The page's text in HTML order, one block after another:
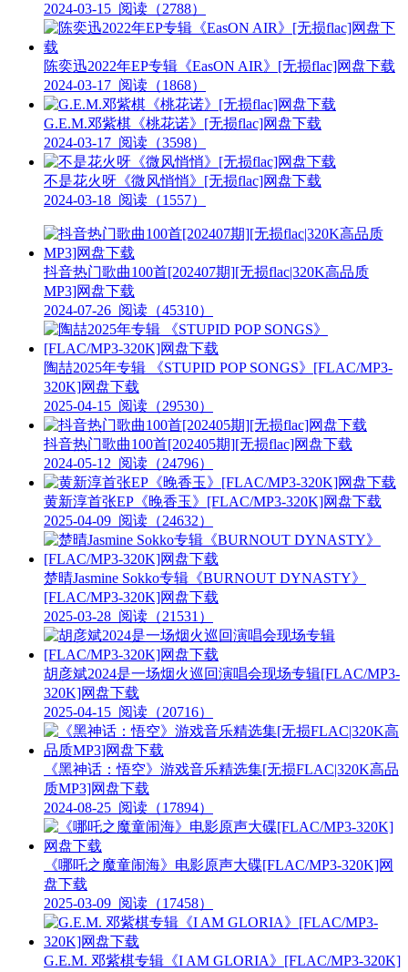
2024-03-15 阅读（2788）
陈奕迅2022年EP专辑《EasON AIR》[无损flac]网盘下载
2024-03-17 阅读（1868）
G.E.M.邓紫棋《桃花诺》[无损flac]网盘下载
2024-03-17 阅读（3598）
不是花火呀《微风悄悄》[无损flac]网盘下载
2024-03-18 阅读（1557）
抖音热门歌曲100首[202407期][无损flac|320K高品质
MP3]网盘下载
2024-07-26 阅读（45310）
陶喆2025年专辑 《STUPID POP SONGS》[FLAC/MP3-
320K]网盘下载
2025-04-15 阅读（29530）
抖音热门歌曲100首[202405期][无损flac]网盘下载
2024-05-12 阅读（24796）
黄新淳首张EP《晚香玉》[FLAC/MP3-320K]网盘下载
2025-04-09 阅读（24632）
楚晴Jasmine Sokko专辑《BURNOUT DYNASTY》
[FLAC/MP3-320K]网盘下载
2025-03-28 阅读（21531）
胡彦斌2024是一场烟火巡回演唱会现场专辑[FLAC/MP3-
320K]网盘下载
2025-04-15 阅读（20716）
《黑神话：悟空》游戏音乐精选集[无损FLAC|320K高品
质MP3]网盘下载
2024-08-25 阅读（17894）
《哪吒之魔童闹海》电影原声大碟[FLAC/MP3-320K]网
盘下载
2025-03-09 阅读（17458）
G.E.M. 邓紫棋专辑《I AM GLORIA》[FLAC/MP3-320K]